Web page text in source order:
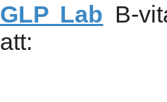
GLP Lab B-
att: